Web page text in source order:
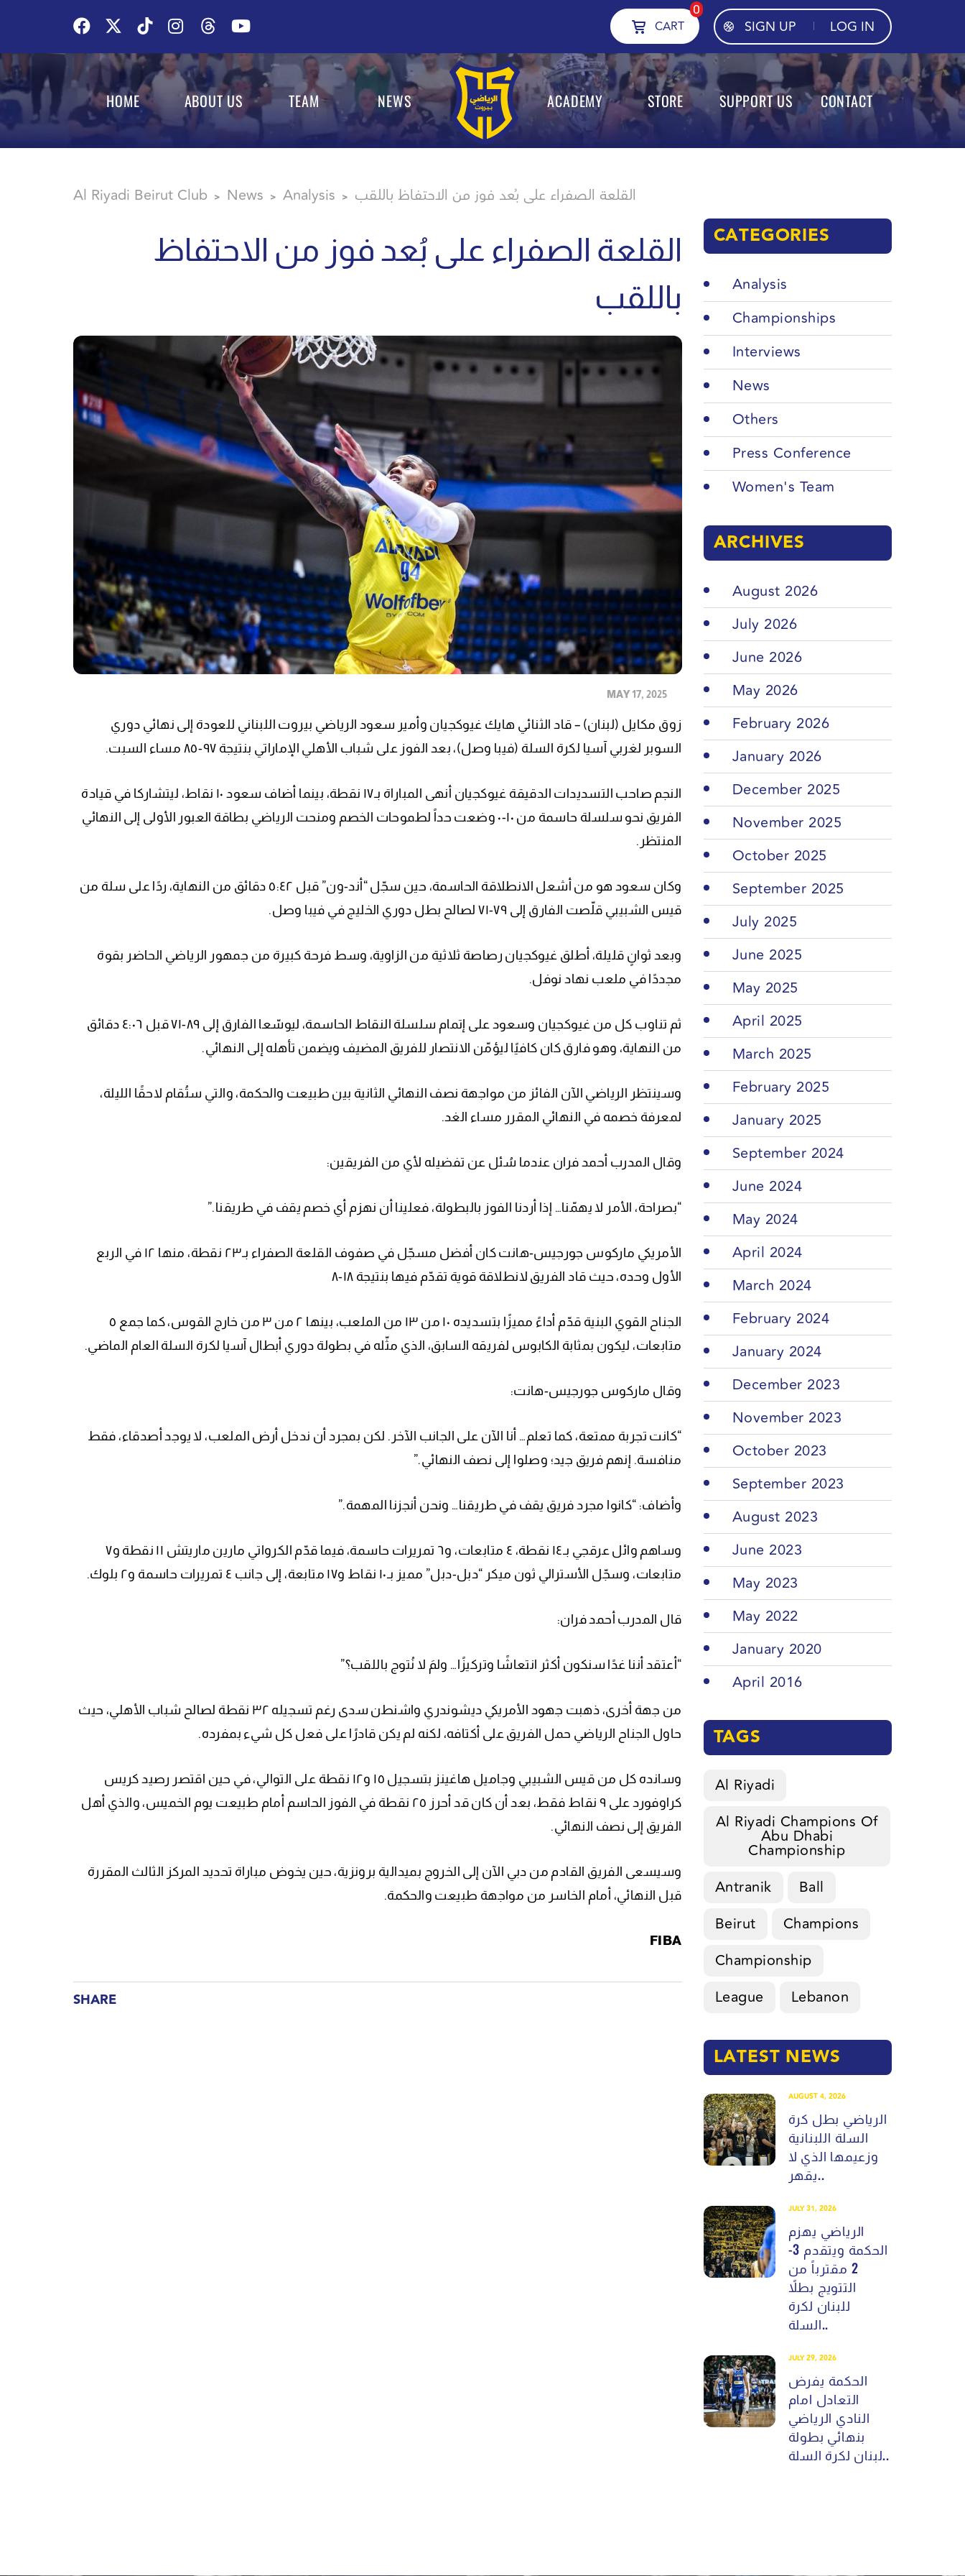
SIGN UP LOG IN
0
CART
HOME ABOUT US TEAM NEWS ACADEMY STORE SUPPORT US CONTACT
Al Riyadi Beirut Club > News > Analysis > القلعة الصفراء على بُعد فوز من الاحتفاظ باللقب
القلعة الصفراء على بُعد فوز من الاحتفاظ
باللقب
MAY 17, 2025
زوق مكايل (لبنان) – قاد الثنائي هايك غيوكجيان وأمير سعود الرياضي بيروت اللبناني للعودة إلى نهائي دوري
السوبر لغربي آسيا لكرة السلة (فيبا وصل)، بعد الفوز على شباب الأهلي الإماراتي بنتيجة ٩٧-٨٥ مساء السبت.
النجم صاحب التسديدات الدقيقة غيوكجيان أنهى المباراة بـ١٧ نقطة، بينما أضاف سعود ١٠ نقاط، ليتشاركا في قيادة
الفريق نحو سلسلة حاسمة من ١٠-٠ وضعت حداً لطموحات الخصم ومنحت الرياضي بطاقة العبور الأولى إلى النهائي
المنتظر.
وكان سعود هو من أشعل الانطلاقة الحاسمة، حين سجّل “أند-ون” قبل ٥:٤٢ دقائق من النهاية، ردًا على سلة من
قيس الشبيبي قلّصت الفارق إلى ٧٩-٧١ لصالح بطل دوري الخليج في فيبا وصل.
وبعد ثوانٍ قليلة، أطلق غيوكجيان رصاصة ثلاثية من الزاوية، وسط فرحة كبيرة من جمهور الرياضي الحاضر بقوة
مجددًا في ملعب نهاد نوفل.
ثم تناوب كل من غيوكجيان وسعود على إتمام سلسلة النقاط الحاسمة، ليوسّعا الفارق إلى ٨٩-٧١ قبل ٤:٠٦ دقائق
من النهاية، وهو فارق كان كافيًا ليؤمّن الانتصار للفريق المضيف ويضمن تأهله إلى النهائي.
وسينتظر الرياضي الآن الفائز من مواجهة نصف النهائي الثانية بين طبيعت والحكمة، والتي ستُقام لاحقًا الليلة،
لمعرفة خصمه في النهائي المقرر مساء الغد.
وقال المدرب أحمد فران عندما سُئل عن تفضيله لأي من الفريقين:
“بصراحة، الأمر لا يهمّنا… إذا أردنا الفوز بالبطولة، فعلينا أن نهزم أي خصم يقف في طريقنا.”
الأمريكي ماركوس جورجيس-هانت كان أفضل مسجّل في صفوف القلعة الصفراء بـ٢٣ نقطة، منها ١٢ في الربع
الأول وحده، حيث قاد الفريق لانطلاقة قوية تقدّم فيها بنتيجة ١٨-٨
الجناح القوي البنية قدّم أداءً مميزًا بتسديده ١٠ من ١٣ من الملعب، بينها ٢ من ٣ من خارج القوس، كما جمع ٥
متابعات، ليكون بمثابة الكابوس لفريقه السابق، الذي مثّله في بطولة دوري أبطال آسيا لكرة السلة العام الماضي.
وقال ماركوس جورجيس-هانت:
“كانت تجربة ممتعة، كما تعلم… أنا الآن على الجانب الآخر. لكن بمجرد أن ندخل أرض الملعب، لا يوجد أصدقاء، فقط
منافسة. إنهم فريق جيد؛ وصلوا إلى نصف النهائي.”
وأضاف: “كانوا مجرد فريق يقف في طريقنا… ونحن أنجزنا المهمة.”
وساهم وائل عرقجي بـ١٤ نقطة، ٤ متابعات، و٦ تمريرات حاسمة، فيما قدّم الكرواتي مارين ماريتش ١١ نقطة و٧
متابعات، وسجّل الأسترالي ثون ميكر “دبل-دبل” مميز بـ١٠ نقاط و١٧ متابعة، إلى جانب ٤ تمريرات حاسمة و٢ بلوك.
قال المدرب أحمد فران:
“أعتقد أننا غدًا سنكون أكثر انتعاشًا وتركيزًا… ولمَ لا نُتوج باللقب؟”
من جهة أخرى، ذهبت جهود الأمريكي ديشوندري واشنطن سدى رغم تسجيله ٣٢ نقطة لصالح شباب الأهلي، حيث
حاول الجناح الرياضي حمل الفريق على أكتافه، لكنه لم يكن قادرًا على فعل كل شيء بمفرده.
وسانده كل من قيس الشبيبي وجاميل هاغينز بتسجيل ١٥ و١٢ نقطة على التوالي، في حين اقتصر رصيد كريس
كراوفورد على ٩ نقاط فقط، بعد أن كان قد أحرز ٢٥ نقطة في الفوز الحاسم أمام طبيعت يوم الخميس، والذي أهل
الفريق إلى نصف النهائي.
وسيسعى الفريق القادم من دبي الآن إلى الخروج بميدالية برونزية، حين يخوض مباراة تحديد المركز الثالث المقررة
قبل النهائي، أمام الخاسر من مواجهة طبيعت والحكمة.
FIBA
SHARE
CATEGORIES
Analysis
Championships
Interviews
News
Others
Press Conference
Women's Team
ARCHIVES
August 2026
July 2026
June 2026
May 2026
February 2026
January 2026
December 2025
November 2025
October 2025
September 2025
July 2025
June 2025
May 2025
April 2025
March 2025
February 2025
January 2025
September 2024
June 2024
May 2024
April 2024
March 2024
February 2024
January 2024
December 2023
November 2023
October 2023
September 2023
August 2023
June 2023
May 2023
May 2022
January 2020
April 2016
TAGS
Al Riyadi
Al Riyadi Champions Of
Abu Dhabi
Championship
Antranik
Ball
Beirut
Champions
Championship
League
Lebanon
LATEST NEWS
AUGUST 4, 2026
الرياضي بطل كرة
السلة اللبنانية
وزعيمها الذي لا
يقهر..
JULY 31, 2026
الرياضي يهزم
الحكمة ويتقدم 3-
2 مقترباً من
التتويج بطلاً
للبنان لكرة
السلة..
JULY 29, 2026
الحكمة يفرض
التعادل امام
النادي الرياضي
بنهائي بطولة
لبنان لكرة السلة..